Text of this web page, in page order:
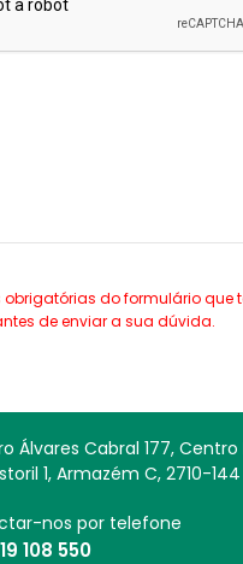
obrigatórias do formulário que
de enviar a sua dúvida.
Álvares Cabral 177,
1, Armazém C, 2710-
nos por telefone
108 550